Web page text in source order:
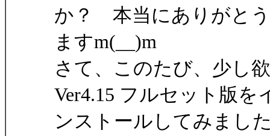
か？ 本当にありがと
ますm(__)m
さて、このたび、少し
Ver4.15 フルセット版を
ンストールしてみまし